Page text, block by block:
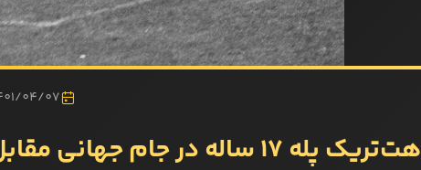
04/07
هت‌تریک پله 17 ساله در جام جهانی مقابل فرانسه